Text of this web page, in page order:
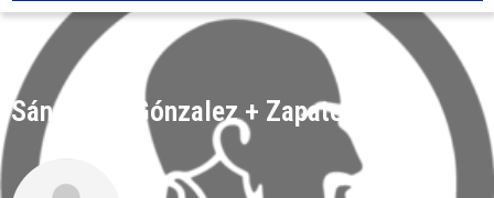
Sánchez = Gónzalez + Zapatero